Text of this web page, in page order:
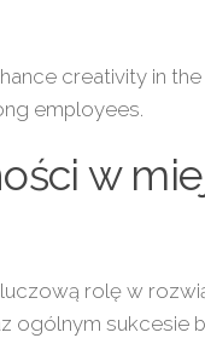
creativity in
employees.
w
rolę w
ogólnym sukcesie